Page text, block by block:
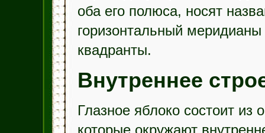
оба его полюса, носят
горизонтальный
квадранты.
Внутреннее
Глазное яблоко состоит из